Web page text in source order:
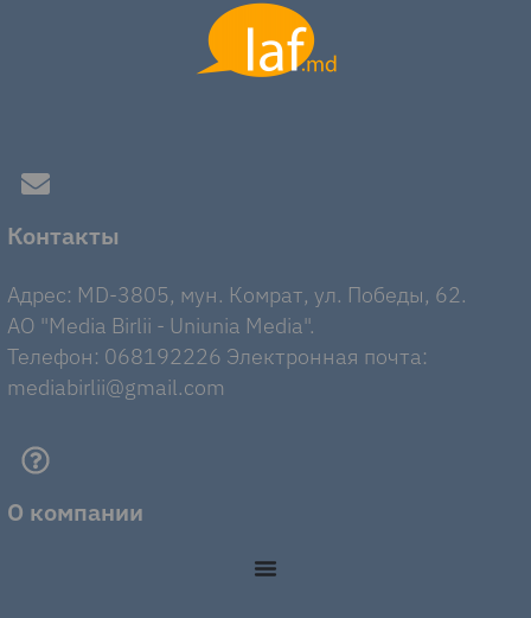
Контакты
Адрес: MD-3805, мун. Комрат, ул. Победы, 62.
AO "Media Birlii - Uniunia Media".
Телефон: 068192226 Электронная почта:
mediabirlii@gmail.com
О компании